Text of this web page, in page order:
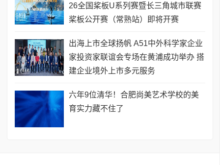
26全国桨板U系列赛暨长三角城市联赛
桨板公开赛（常熟站）即将开赛
出海上市全球扬帆 A51中外科学家企业
家投资家联谊会专场在黄浦成功举办 搭
建企业境外上市多元服务
六年9位清华！合肥尚美艺术学校的美
育实力藏不住了